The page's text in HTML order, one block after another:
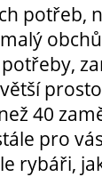
potřeb,
40
pro
rybáři,